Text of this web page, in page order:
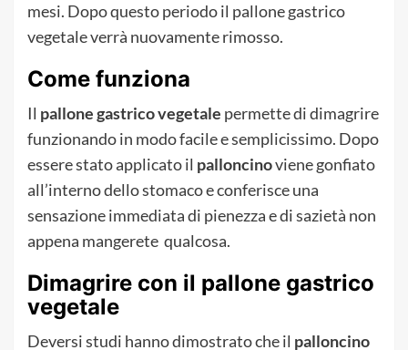
mesi. Dopo questo periodo il pallone gastrico
vegetale verrà nuovamente rimosso.
Come funziona
Il pallone gastrico vegetale permette di dimagrire
funzionando in modo facile e semplicissimo. Dopo
essere stato applicato il palloncinoviene gonfiato
all’interno dello stomaco e conferisce una
sensazione immediata di pienezza e di sazietà non
appena mangerete qualcosa.
Dimagrire con il pallone gastrico
vegetale
Deversi studi hanno dimostrato che il palloncino